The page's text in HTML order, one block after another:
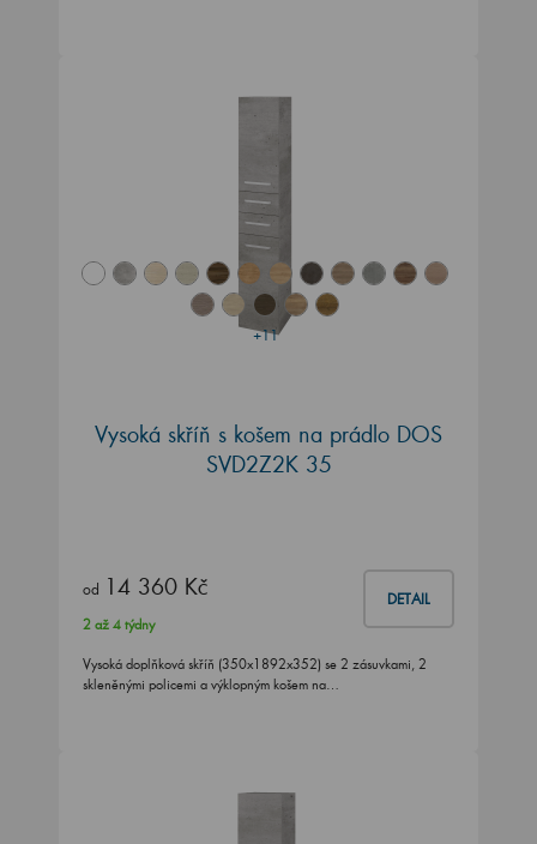
+11
Vysoká skříň s košem na prádlo DOS
SVD2Z2K 35
od 14 360 Kč DETAIL
2 až 4 týdny
Vysoká doplňková skříň (350x1892x352) se 2 zásuvkami, 2
skleněnými policemi a výklopným košem na…